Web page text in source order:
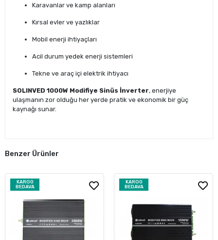
Karavanlar ve kamp alanları
Kırsal evler ve yazlıklar
Mobil enerji ihtiyaçları
Acil durum yedek enerji sistemleri
Tekne ve araç içi elektrik ihtiyacı
SOLINVED 1000W Modifiye Sinüs İnverter, enerjiye
ulaşmanın zor olduğu her yerde pratik ve ekonomik bir güç
kaynağı sunar.
Benzer Ürünler
KARGO
BEDAVA
KARGO
BEDAVA